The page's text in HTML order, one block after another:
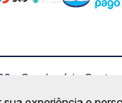
- Condomínio